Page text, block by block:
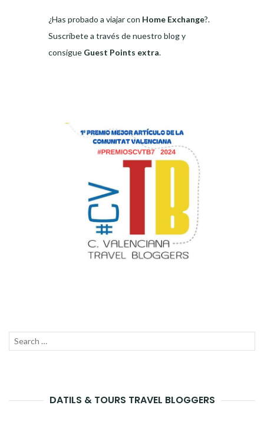
¿Has probado a viajar con Home Exchange?.
Suscríbete a través de nuestro blog y
consigue Guest Points extra.
Search
DATILS & TOURS TRAVEL BLOGGERS